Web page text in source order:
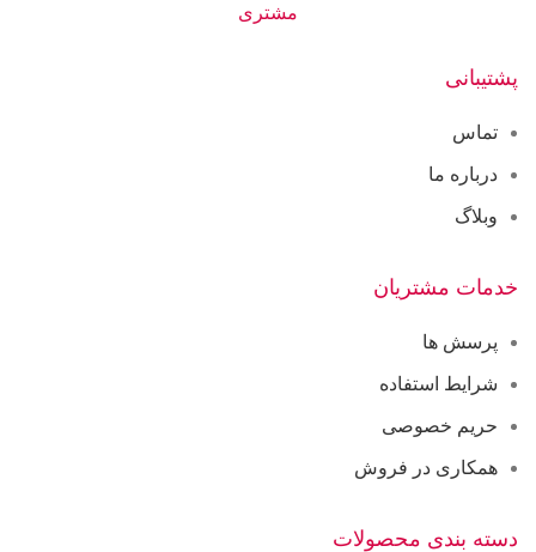
مشتری
پشتیبانی
تماس
درباره ما
وبلاگ
خدمات مشتریان
پرسش ها
شرایط استفاده
حریم خصوصی
همکاری در فروش
دسته بندی محصولات